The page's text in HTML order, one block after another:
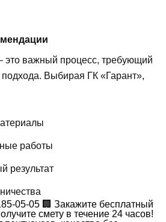
это важный процесс, требующий
Выбирая ГК «Гарант»,
работы
результат
05-05 🏢 Закажите бесплатный
смету в течение 24 часов!